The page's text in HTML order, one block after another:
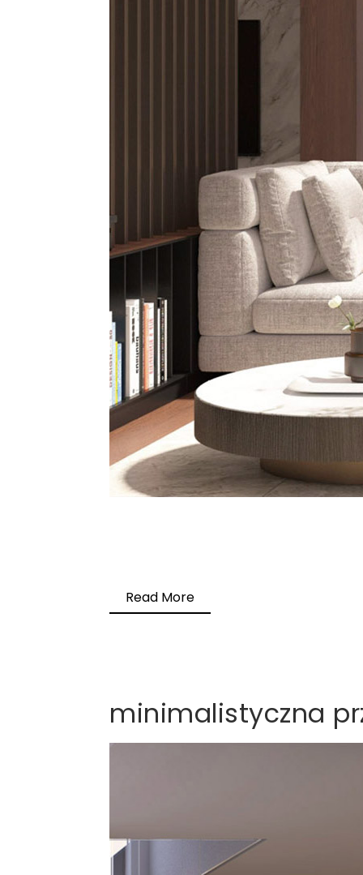
Read More
minimalistyczna